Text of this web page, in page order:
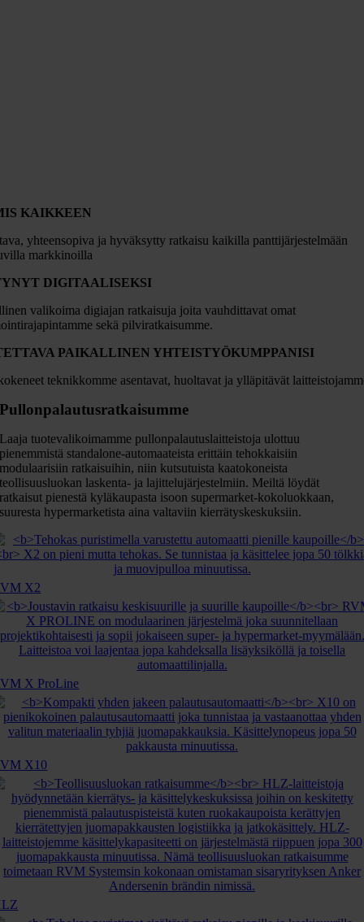
KAIKKEEN
yhteensopiva ja hyväksytty ratkaisu kaikilla panttijärjestelmään
markkinoilla
DIGITAALISEKSI
valikoima digiajan ratkaisuja joita vauhdittavat omat
sekä pilviratkaisumme.
PAIKALLINEN YHTEISTYÖKUMPPANISI
teknikkomme asentavat, huoltavat ja ylläpitävät
Pullonpalautusratkaisumme
Laaja tuotevalikoimamme pullonpalautuslaitteistoja ulottuu
pienemmistä standalone-automaateista erittäin tehokkaisiin
modulaarisiin ratkaisuihin, niin kutsutuista kaatokoneista
teollisuusluokan laskenta- ja lajittelujärjestelmiin. Meiltä löydät
ratkaisut pienestä kyläkaupasta isoon supermarket-kokoluokkaan,
suuresta hypermarketista aina valtaviin kierrätyskeskuksiin.
X2
X ProLine
X10